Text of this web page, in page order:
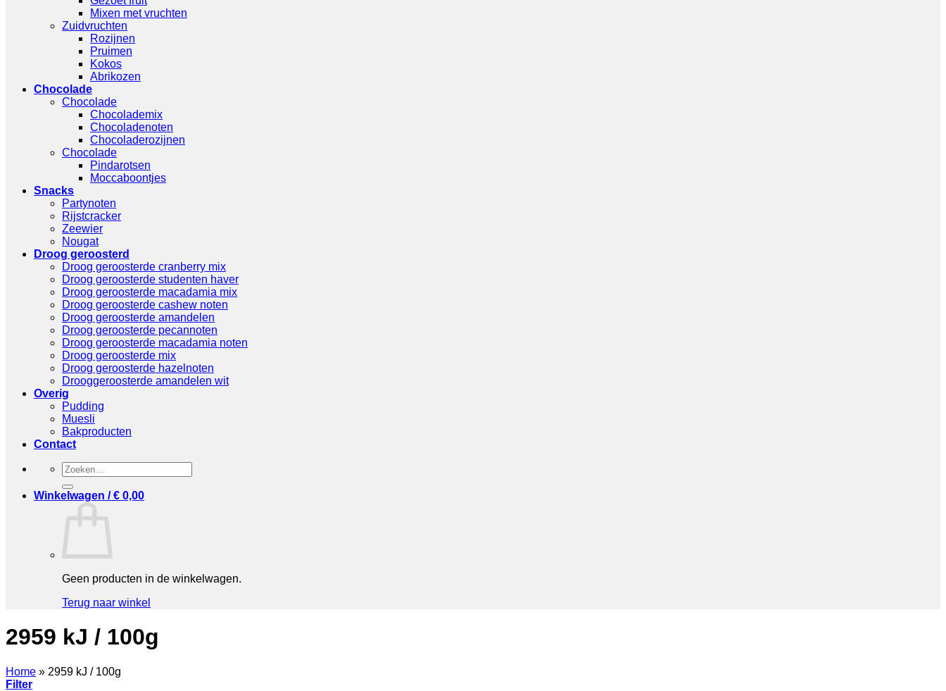
Mixen met vruchten
Zuidvruchten
Rozijnen
Pruimen
Kokos
Abrikozen
Chocolade
Chocolade
Chocolademix
Chocoladenoten
Chocoladerozijnen
Chocolade
Pindarotsen
Moccaboontjes
Snacks
Partynoten
Rijstcracker
Zeewier
Nougat
Droog geroosterd
Droog geroosterde cranberry mix
Droog geroosterde studenten haver
Droog geroosterde macadamia mix
Droog geroosterde cashew noten
Droog geroosterde amandelen
Droog geroosterde pecannoten
Droog geroosterde macadamia noten
Droog geroosterde mix
Droog geroosterde hazelnoten
Drooggeroosterde amandelen wit
Overig
Pudding
Muesli
Bakproducten
Contact
Zoeken
naar:
Winkelwagen /€ 0,00
Geen producten in de winkelwagen.
Terug naar winkel
2959 kJ / 100g
Home » 2959 kJ / 100g
Filter